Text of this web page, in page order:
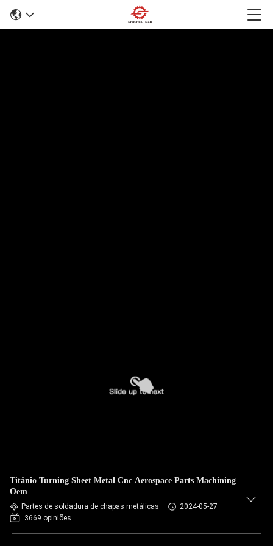
Titânio Turning Sheet Metal Cnc Aerospace Parts Machining
Oem
Partes de soldadura de chapas metálicas
2024-05-27
3669 opiniões